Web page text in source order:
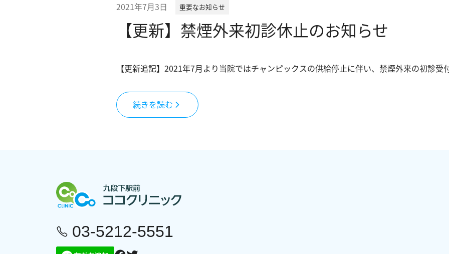
重要なお知らせ
【更新】禁煙外来初診休止のお知らせ
2021年7月3日
【更新追記】2021年7月より当院ではチャンピックスの供給停止に伴い、禁煙外来の初診
続きを読む
03-5212-5551